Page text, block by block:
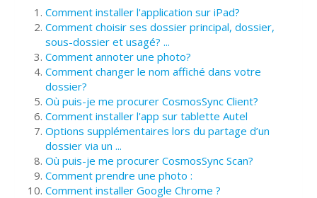
Comment installer l'application sur iPad?
Comment choisir ses dossier principal, dossier,
sous-dossier et usagé? ...
Comment annoter une photo?
Comment changer le nom affiché dans votre
dossier?
Où puis-je me procurer CosmosSync Client?
Comment installer l'app sur tablette Autel
Options supplémentaires lors du partage d’un
dossier via un ...
Où puis-je me procurer CosmosSync Scan?
Comment prendre une photo :
Comment installer Google Chrome ?